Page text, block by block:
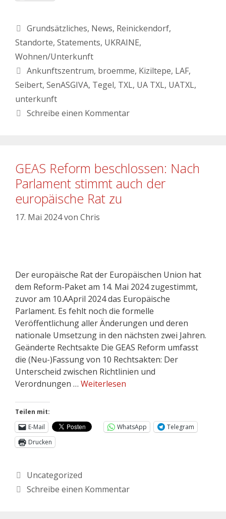
Grundsätzliches, News, Reinickendorf,
Standorte, Statements, UKRAINE,
Wohnen/Unterkunft
Ankunftszentrum, broemme, Kiziltepe, LAF,
Seibert, SenASGIVA, Tegel, TXL, UA TXL, UATXL,
unterkunft
Schreibe einen Kommentar
GEAS Reform beschlossen: Nach
Parlament stimmt auch der
europäische Rat zu
17. Mai 2024von Chris
Der europäische Rat der Europäischen Union hat
dem Reform-Paket am 14. Mai 2024 zugestimmt,
zuvor am 10.AApril 2024 das Europäische
Parlament. Es fehlt noch die formelle
Veröffentlichung aller Änderungen und deren
nationale Umsetzung in den nächsten zwei Jahren.
Geänderte Rechtsakte Die GEAS Reform umfasst
die (Neu-)Fassung von 10 Rechtsakten: Der
Unterscheid zwischen Richtlinien und
Verordnungen … Weiterlesen
Teilen mit:
E-Mail
WhatsApp
Telegram
Drucken
Uncategorized
Schreibe einen Kommentar